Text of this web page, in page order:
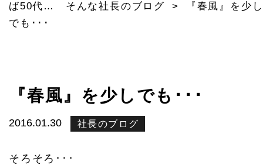
ば50代… そんな社長のブログ
>
『春風』を少し
でも･･･
『春風』を少しでも･･･
2016.01.30 社長のブログ
そろそろ･･･